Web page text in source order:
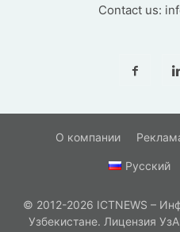
Contact us:
О компании
Русский
© 2012-2026 ICTNEWS –
Узбекистане. Лицензия